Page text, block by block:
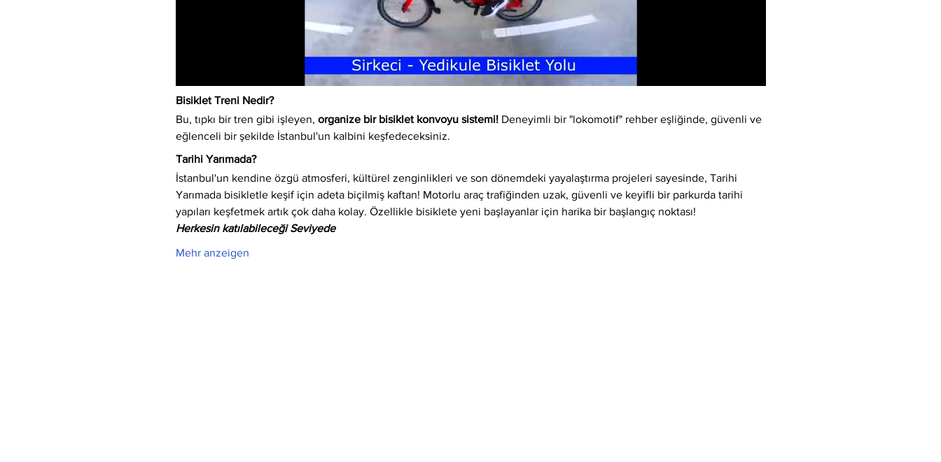
Bisiklet Treni Nedir?
Bu, tıpkı bir tren gibi işleyen, organize bir bisiklet konvoyu sistemi! Deneyimli bir "lokomotif" rehber eşliğinde, güvenli ve
eğlenceli bir şekilde İstanbul'un kalbini keşfedeceksiniz.
Tarihi Yarımada?
İstanbul'un kendine özgü atmosferi, kültürel zenginlikleri ve son dönemdeki yayalaştırma projeleri sayesinde, Tarihi
Yarımada bisikletle keşif için adeta biçilmiş kaftan! Motorlu araç trafiğinden uzak, güvenli ve keyifli bir parkurda tarihi
yapıları keşfetmek artık çok daha kolay. Özellikle bisiklete yeni başlayanlar için harika bir başlangıç noktası!
Herkesin katılabileceği Seviyede
Mehr anzeigen